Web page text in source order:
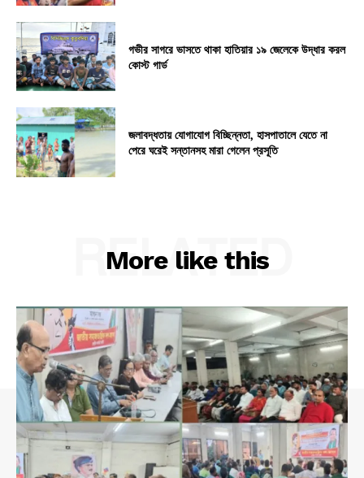
গভীর সাগরে ভাসতে থাকা হাতিয়ার ১৯ জেলেকে উদ্ধার করল
কোস্ট গার্ড
জলাবদ্ধতায় যোগাযোগ বিচ্ছিন্নতা, হাসপাতালে যেতে না
পেরে ঘরেই সন্তানসহ মারা গেলেন প্রসূতি
More like this
RELATED